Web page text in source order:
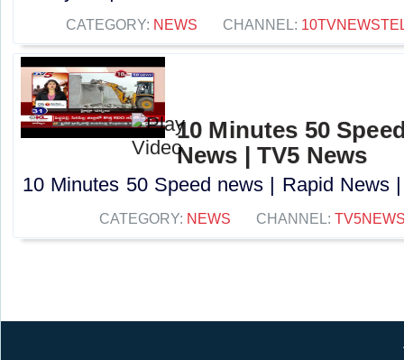
CATEGORY: NEWS CHANNEL:
10 Minutes 50
News | TV5 News
10 Minutes 50 Speed news | Rapid News
CATEGORY: NEWS CHANNEL: